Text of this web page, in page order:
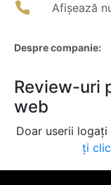
Afișează
Despre companie:
Review-uri
web
Doar userii
ți